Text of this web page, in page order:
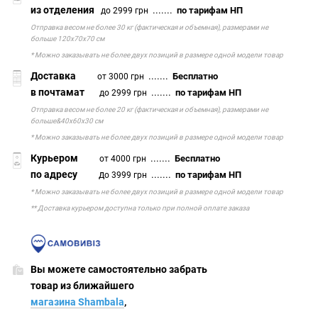
из отделения до 2999 грн .......по тарифам НП
Отправка весом не более 30 кг (фактическая и объемная), размерами не
больше 120х70х70 см
* Можно заказывать не более двух позиций в размере одной модели товар
Доставка от 3000 грн .......Бесплатно
в почтамат до 2999 грн .......по тарифам НП
Отправка весом не более 20 кг (фактическая и объемная), размерами не
больше&40х60х30 см
* Можно заказывать не более двух позиций в размере одной модели товар
Курьером от 4000 грн .......Бесплатно
по адресу до 3999 грн .......по тарифам НП
* Можно заказывать не более двух позиций в размере одной модели товар
** Доставка курьером доступна только при полной оплате заказа
Вы можете самостоятельно забрать
товар из ближайшего
магазина Shambala,